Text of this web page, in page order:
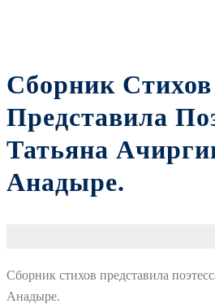
Сборник Стихов
Представила
Татьяна
Анадыре.
Сборник стихов представила
Анадыре.